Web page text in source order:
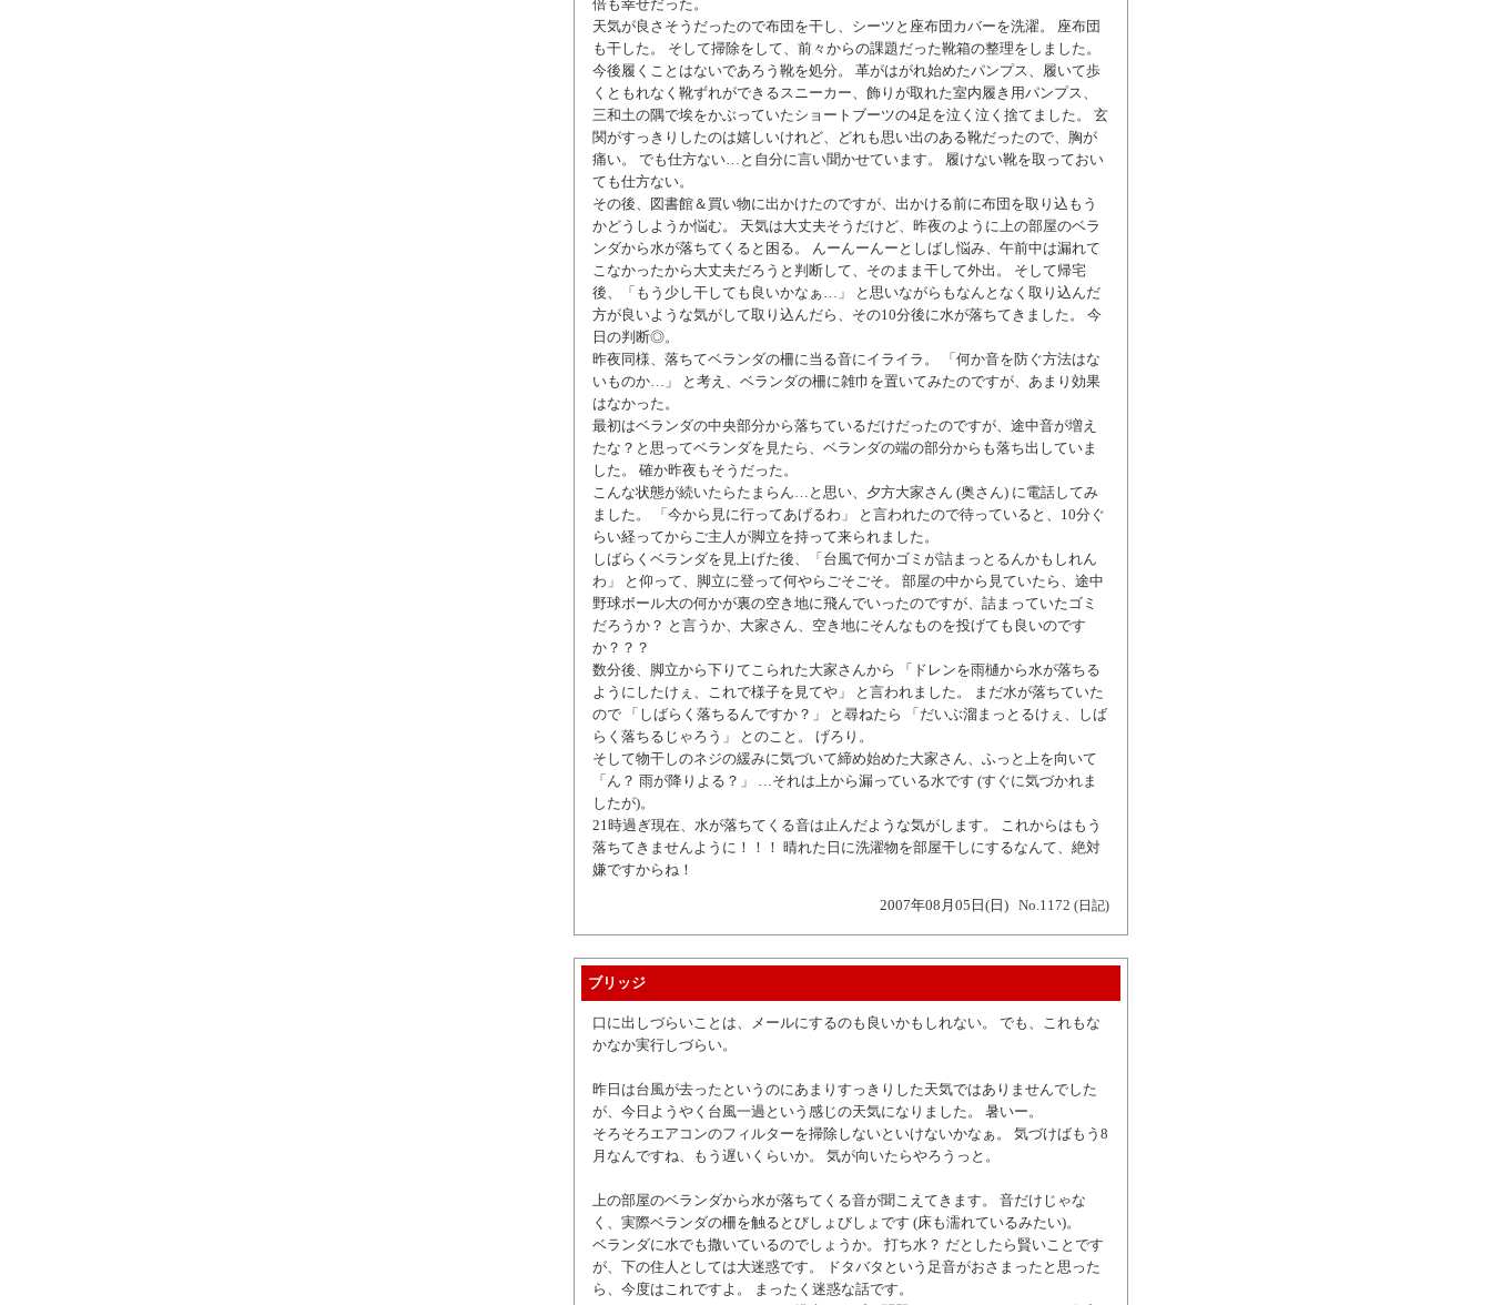
倍も幸せだった。
天気が良さそうだったので布団を干し、シーツと座布団カバーを洗濯。 座布団
も干した。 そして掃除をして、前々からの課題だった靴箱の整理をしました。
今後履くことはないであろう靴を処分。 革がはがれ始めたパンプス、履いて歩
くともれなく靴ずれができるスニーカー、飾りが取れた室内履き用パンプス、
三和土の隅で埃をかぶっていたショートブーツの4足を泣く泣く捨てました。 玄
関がすっきりしたのは嬉しいけれど、どれも思い出のある靴だったので、胸が
痛い。 でも仕方ない…と自分に言い聞かせています。 履けない靴を取っておい
ても仕方ない。
その後、図書館＆買い物に出かけたのですが、出かける前に布団を取り込もう
かどうしようか悩む。 天気は大丈夫そうだけど、昨夜のように上の部屋のベラ
ンダから水が落ちてくると困る。 んーんーんーとしばし悩み、午前中は漏れて
こなかったから大丈夫だろうと判断して、そのまま干して外出。 そして帰宅
後、「もう少し干しても良いかなぁ…」 と思いながらもなんとなく取り込んだ
方が良いような気がして取り込んだら、その10分後に水が落ちてきました。 今
日の判断◎。
昨夜同様、落ちてベランダの柵に当る音にイライラ。 「何か音を防ぐ方法はな
いものか…」 と考え、ベランダの柵に雑巾を置いてみたのですが、あまり効果
はなかった。
最初はベランダの中央部分から落ちているだけだったのですが、途中音が増え
たな？と思ってベランダを見たら、ベランダの端の部分からも落ち出していま
した。 確か昨夜もそうだった。
こんな状態が続いたらたまらん…と思い、夕方大家さん (奥さん) に電話してみ
ました。 「今から見に行ってあげるわ」 と言われたので待っていると、10分ぐ
らい経ってからご主人が脚立を持って来られました。
しばらくベランダを見上げた後、「台風で何かゴミが詰まっとるんかもしれん
わ」 と仰って、脚立に登って何やらごそごそ。 部屋の中から見ていたら、途中
野球ボール大の何かが裏の空き地に飛んでいったのですが、詰まっていたゴミ
だろうか？ と言うか、大家さん、空き地にそんなものを投げても良いのです
か？？？
数分後、脚立から下りてこられた大家さんから 「ドレンを雨樋から水が落ちる
ようにしたけぇ、これで様子を見てや」 と言われました。 まだ水が落ちていた
ので 「しばらく落ちるんですか？」 と尋ねたら 「だいぶ溜まっとるけぇ、しば
らく落ちるじゃろう」 とのこと。 げろり。
そして物干しのネジの緩みに気づいて締め始めた大家さん、ふっと上を向いて
「ん？ 雨が降りよる？」 …それは上から漏っている水です (すぐに気づかれま
したが)。
21時過ぎ現在、水が落ちてくる音は止んだような気がします。 これからはもう
落ちてきませんように！！！ 晴れた日に洗濯物を部屋干しにするなんて、絶対
嫌ですからね！
2007年08月05日(日) No.1172 (日記)
ブリッジ
口に出しづらいことは、メールにするのも良いかもしれない。 でも、これもな
かなか実行しづらい。
昨日は台風が去ったというのにあまりすっきりした天気ではありませんでした
が、今日ようやく台風一過という感じの天気になりました。 暑いー。
そろそろエアコンのフィルターを掃除しないといけないかなぁ。 気づけばもう8
月なんですね、もう遅いくらいか。 気が向いたらやろうっと。
上の部屋のベランダから水が落ちてくる音が聞こえてきます。 音だけじゃな
く、実際ベランダの柵を触るとびしょびしょです (床も濡れているみたい)。
ベランダに水でも撒いているのでしょうか。 打ち水？ だとしたら賢いことです
が、下の住人としては大迷惑です。 ドタバタという足音がおさまったと思った
ら、今度はこれですよ。 まったく迷惑な話です。